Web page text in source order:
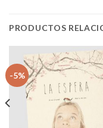
PRODUCTOS
-5%